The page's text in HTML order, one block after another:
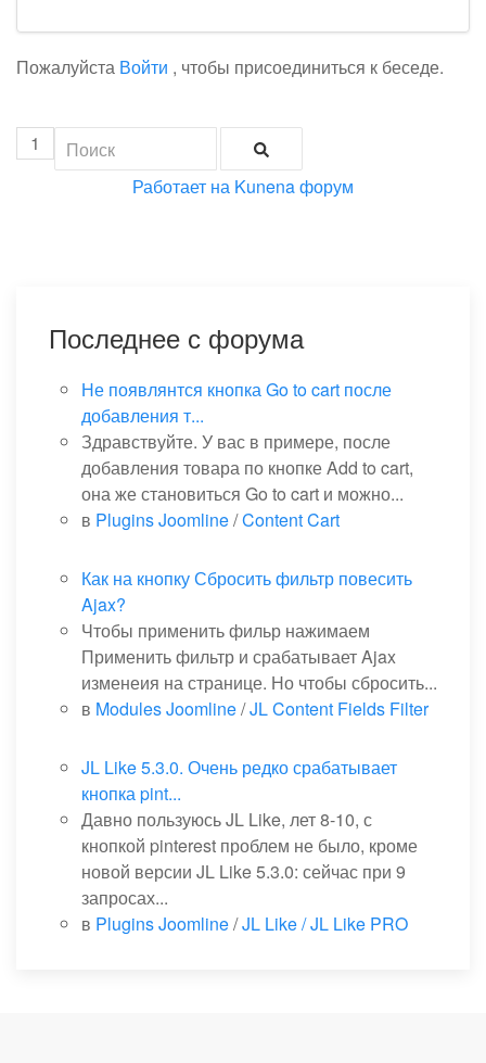
Пожалуйста Войти , чтобы присоединиться к беседе.
1
Работает на Kunena форум
Последнее с форума
Не появлянтся кнопка Go to cart после
добавления т...
Здравствуйте. У вас в примере, после
добавления товара по кнопке Add to cart,
она же становиться Go to cart и можно...
в Plugins Joomline/Content Cart
Как на кнопку Сбросить фильтр повесить
Ajax?
Чтобы применить фильр нажимаем
Применить фильтр и срабатывает Ajax
изменеия на странице. Но чтобы сбросить...
в Modules Joomline/JL Content Fields Filter
JL Like 5.3.0. Очень редко срабатывает
кнопка pint...
Давно пользуюсь JL Like, лет 8-10, с
кнопкой pinterest проблем не было, кроме
новой версии JL Like 5.3.0: сейчас при 9
запросах...
в Plugins Joomline/JL Like / JL Like PRO